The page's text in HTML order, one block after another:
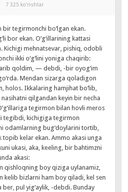
7 325 ko‘rishlar
bir tegirmonchi bo‘lgan ekan.
bor ekan. O’g‘illarining kattasi
Kichigi mehnatsevar, pishiq, odobli
ikki o‘g‘lini yoniga chaqirib:
qoldim, — debdi, -bir oyog‘im
Mendan sizarga qoladigon
holos. Ikkalaring hamjihat bo‘lib,
qilgandan keyin bir necha
tegirmon bilan hovli meros
tegibdi, kichigiga tegirmon
odamlarning bug‘doylarini tortib,
kelar ekan. Ammo akasi unga
ukasi, aka, keeling, bir bahtimzni
akasi:
qishloqning boy qiziga uylanamiz,
kelib bizlarni ham boy qiladi, kel sen
pul yig‘aylik, -debdi. Bunday